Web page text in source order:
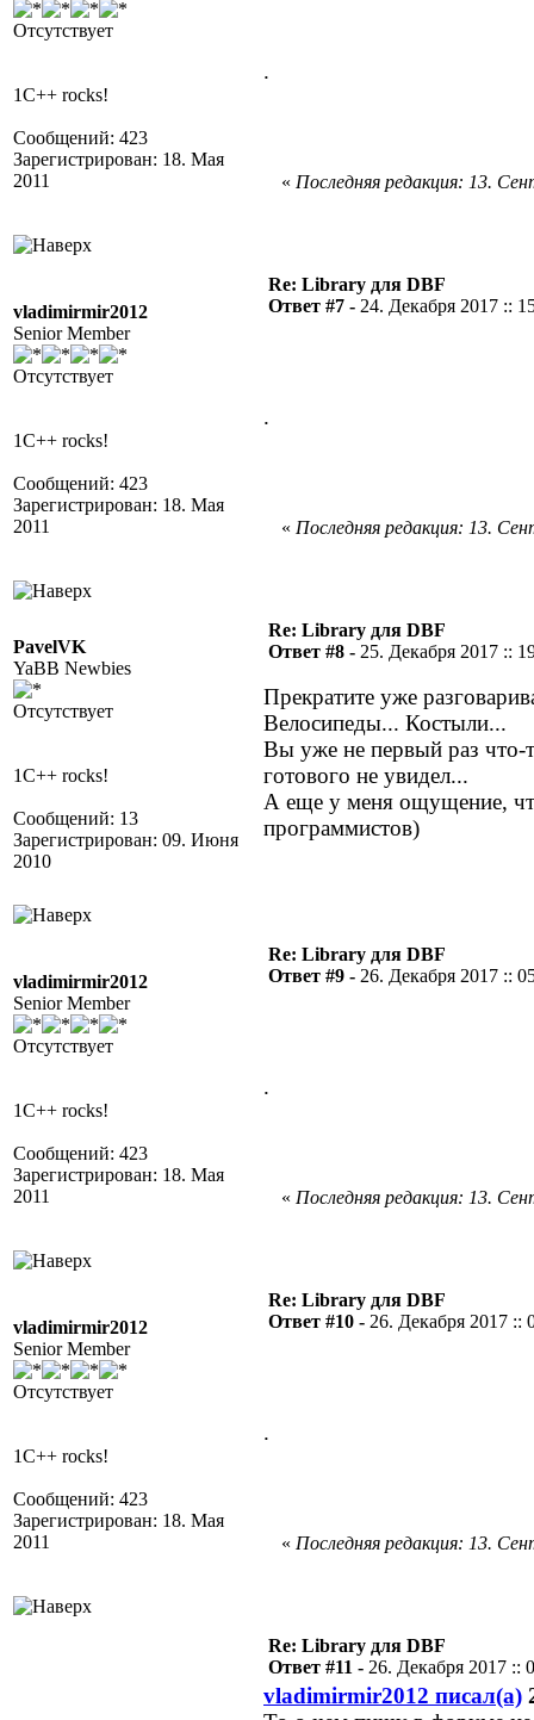
Отсутствует
1C++ rocks!
Сообщений: 423
Зарегистрирован: 18. Мая
2011
.
« Последняя редакция: 13.
vladimirmir2012
Senior Member
Отсутствует
1C++ rocks!
Сообщений: 423
Зарегистрирован: 18. Мая
2011
Re: Library для DBF
Ответ #7 - 24. Декабря 2017 ::
.
« Последняя редакция: 13.
PavelVK
YaBB Newbies
Отсутствует
1C++ rocks!
Сообщений: 13
Зарегистрирован: 09. Июня
2010
Re: Library для DBF
Ответ #8 - 25. Декабря 2017 ::
Прекратите уже
Велосипеды... Костыли...
Вы уже не первый раз что-
готового не увидел...
А еще у меня ощущение,
программистов)
vladimirmir2012
Senior Member
Отсутствует
1C++ rocks!
Сообщений: 423
Зарегистрирован: 18. Мая
2011
Re: Library для DBF
Ответ #9 - 26. Декабря 2017 ::
.
« Последняя редакция: 13.
vladimirmir2012
Senior Member
Отсутствует
1C++ rocks!
Сообщений: 423
Зарегистрирован: 18. Мая
2011
Re: Library для DBF
Ответ #10 - 26. Декабря 2017 ::
.
« Последняя редакция: 13.
Re: Library для DBF
Ответ #11 - 26. Декабря 2017 ::
vladimirmir2012 писал(а)